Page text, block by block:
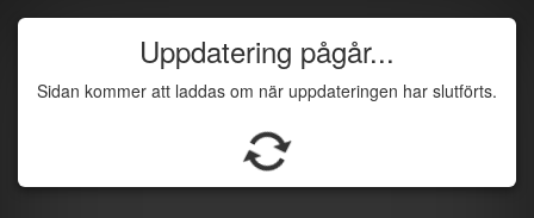
Uppdatering pågår...
Sidan kommer att laddas om när uppdateringen har slutförts.